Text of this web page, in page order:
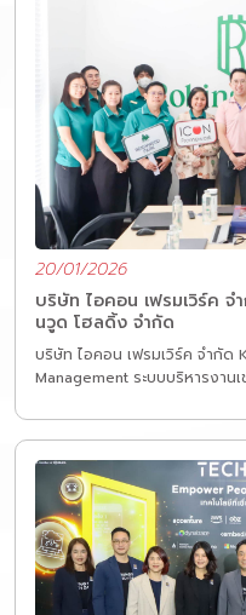
20/01/2026
บริษัท ไอคอน เฟรมเวิร์ค
นวูด โฮลดิ้ง จำกัด
บริษัท ไอคอน เฟรมเวิร์ค จำกัด
Management ระบบบริหารงาน
ให้กับ บริษัท เรนวูด โฮลดิ้ง จำ
ให้ ICON Framework ได้เป็นส่
ต่อไปในอนาคต